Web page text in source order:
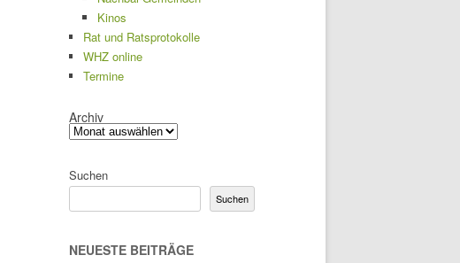
Kinos
Rat und Ratsprotokolle
WHZ online
Termine
Archiv
Suchen
Suchen
NEUESTE BEITRÄGE